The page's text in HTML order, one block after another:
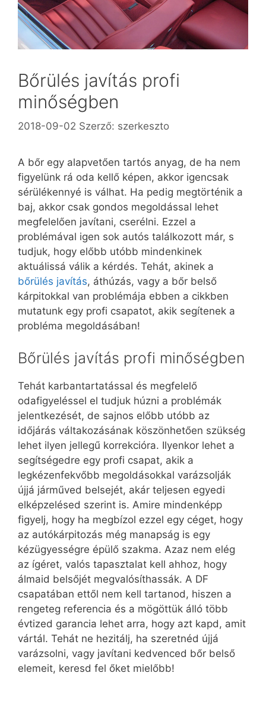
Bőrülés javítás profi
minőségben
2018-09-02 Szerző: szerkeszto
A bőr egy alapvetően tartós anyag, de ha nem
figyelünk rá oda kellő képen, akkor igencsak
sérülékennyé is válhat. Ha pedig megtörténik a
baj, akkor csak gondos megoldással lehet
megfelelően javítani, cserélni. Ezzel a
problémával igen sok autós találkozott már, s
tudjuk, hogy előbb utóbb mindenkinek
aktuálissá válik a kérdés. Tehát, akinek a
bőrülés javítás, áthúzás, vagy a bőr belső
kárpitokkal van problémája ebben a cikkben
mutatunk egy profi csapatot, akik segítenek a
probléma megoldásában!
Bőrülés javítás profi minőségben
Tehát karbantartatással és megfelelő
odafigyeléssel el tudjuk húzni a problémák
jelentkezését, de sajnos előbb utóbb az
időjárás váltakozásának köszönhetően szükség
lehet ilyen jellegű korrekcióra. Ilyenkor lehet a
segítségedre egy profi csapat, akik a
legkézenfekvőbb megoldásokkal varázsolják
újjá járműved belsejét, akár teljesen egyedi
elképzelésed szerint is. Amire mindenképp
figyelj, hogy ha megbízol ezzel egy céget, hogy
az autókárpitozás még manapság is egy
kézügyességre épülő szakma. Azaz nem elég
az ígéret, valós tapasztalat kell ahhoz, hogy
álmaid belsőjét megvalósíthassák. A DF
csapatában ettől nem kell tartanod, hiszen a
rengeteg referencia és a mögöttük álló több
évtized garancia lehet arra, hogy azt kapd, amit
vártál. Tehát ne hezitálj, ha szeretnéd újjá
varázsolni, vagy javítani kedvenced bőr belső
elemeit, keresd fel őket mielőbb!